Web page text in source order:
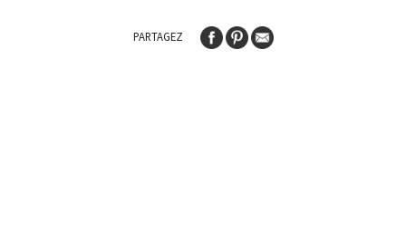
PARTAGEZ